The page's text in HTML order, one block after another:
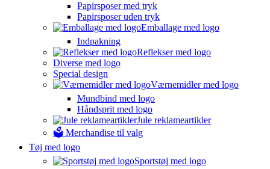
Papirsposer med tryk
Papirsposer uden tryk
Emballage med logo
Indpakning
Reflekser med logo
Diverse med logo
Special design
Værnemidler med logo
Mundbind med logo
Håndsprit med logo
Jule reklameartikler
🗳️ Merchandise til valg
Tøj med logo
Sportstøj med logo